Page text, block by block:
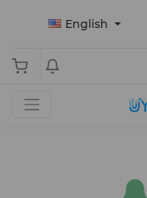
English